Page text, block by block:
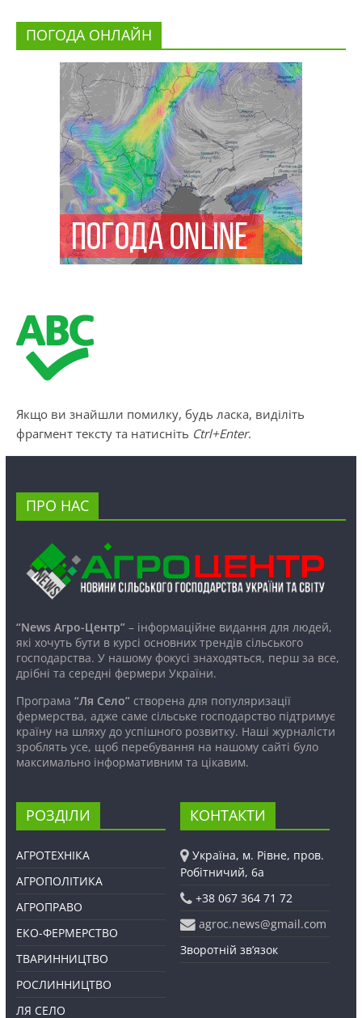
ПОГОДА ОНЛАЙН
Якщо ви знайшли помилку, будь ласка, виділіть
фрагмент тексту та натисніть Ctrl+Enter.
ПРО НАС
“News Агро-Центр”– інформаційне видання для людей,
які хочуть бути в курсі основних трендів сільського
господарства. У нашому фокусі знаходяться, перш за все,
дрібні та середні фермери України.
Програма “Ля Село”створена для популяризації
фермерства, адже саме сільське господарство підтримує
країну на шляху до успішного розвитку. Наші журналісти
зроблять усе, щоб перебування на нашому сайті було
максимально інформативним та цікавим.
РОЗДІЛИ
АГРОТЕХНІКА
АГРОПОЛІТИКА
АГРОПРАВО
ЕКО-ФЕРМЕРСТВО
ТВАРИННИЦТВО
РОСЛИННИЦТВО
ЛЯ СЕЛО
КОНТАКТИ
Україна, м. Рівне, пров.
Робітничий, 6а
+38 067 364 71 72
agroc.news@gmail.com
Зворотній зв’язок